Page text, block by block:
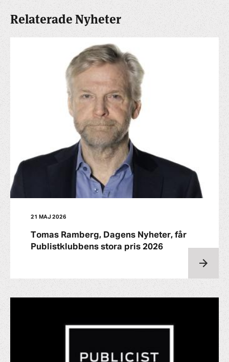
Relaterade Nyheter
21 MAJ 2026
Tomas Ramberg, Dagens Nyheter, får
Publistklubbens stora pris 2026